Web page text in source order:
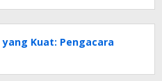
Kuat: Pengacara